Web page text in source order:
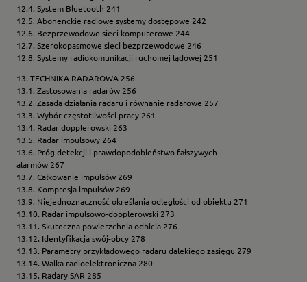
12.4. System Bluetooth 241
12.5. Abonenckie radiowe systemy dostępowe 242
12.6. Bezprzewodowe sieci komputerowe 244
12.7. Szerokopasmowe sieci bezprzewodowe 246
12.8. Systemy radiokomunikacji ruchomej lądowej 251
13. TECHNIKA RADAROWA 256
13.1. Zastosowania radarów 256
13.2. Zasada działania radaru i równanie radarowe 257
13.3. Wybór częstotliwości pracy 261
13.4. Radar dopplerowski 263
13.5. Radar impulsowy 264
13.6. Próg detekcji i prawdopodobieństwo fałszywych
alarmów 267
13.7. Całkowanie impulsów 269
13.8. Kompresja impulsów 269
13.9. Niejednoznaczność określania odległości od obiektu 271
13.10. Radar impulsowo-dopplerowski 273
13.11. Skuteczna powierzchnia odbicia 276
13.12. Identyfikacja swój-obcy 278
13.13. Parametry przykładowego radaru dalekiego zasięgu 279
13.14. Walka radioelektroniczna 280
13.15. Radary SAR 285